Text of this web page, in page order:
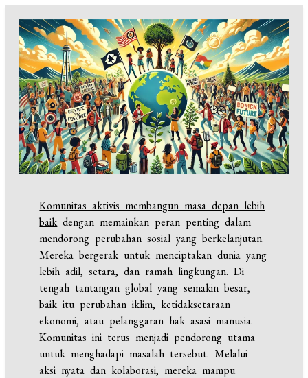
Komunitas aktivis membangun masa depan lebih
baik dengan memainkan peran penting dalam
mendorong perubahan sosial yang berkelanjutan.
Mereka bergerak untuk menciptakan dunia yang
lebih adil, setara, dan ramah lingkungan. Di
tengah tantangan global yang semakin besar,
baik itu perubahan iklim, ketidaksetaraan
ekonomi, atau pelanggaran hak asasi manusia.
Komunitas ini terus menjadi pendorong utama
untuk menghadapi masalah tersebut. Melalui
aksi nyata dan kolaborasi, mereka mampu